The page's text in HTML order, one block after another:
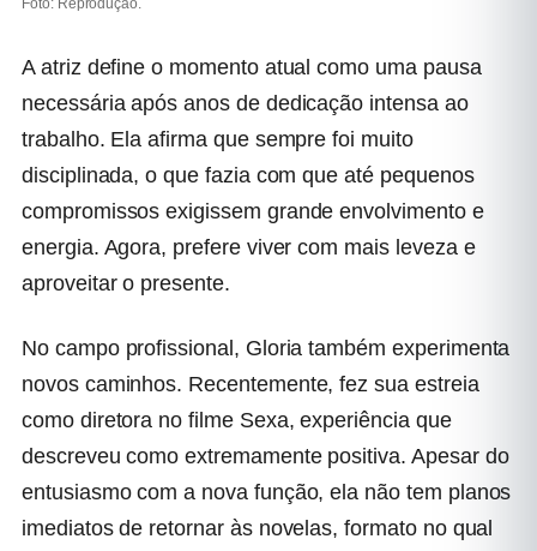
Foto: Reprodução.
A atriz define o momento atual como uma pausa
necessária após anos de dedicação intensa ao
trabalho. Ela afirma que sempre foi muito
disciplinada, o que fazia com que até pequenos
compromissos exigissem grande envolvimento e
energia. Agora, prefere viver com mais leveza e
aproveitar o presente.
No campo profissional, Gloria também experimenta
novos caminhos. Recentemente, fez sua estreia
como diretora no filme Sexa, experiência que
descreveu como extremamente positiva. Apesar do
entusiasmo com a nova função, ela não tem planos
imediatos de retornar às novelas, formato no qual